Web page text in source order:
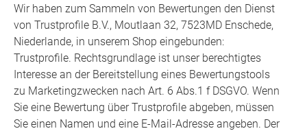
Wir haben zum Sammeln von Bewertungen den Dienst
von Trustprofile B.V., Moutlaan 32, 7523MD Enschede,
Niederlande, in unserem Shop eingebunden:
Trustprofile. Rechtsgrundlage ist unser berechtigtes
Interesse an der Bereitstellung eines Bewertungstools
zu Marketingzwecken nach Art. 6 Abs.1 f DSGVO. Wenn
Sie eine Bewertung über Trustprofile abgeben, müssen
Sie einen Namen und eine E-Mail-Adresse angeben. Der